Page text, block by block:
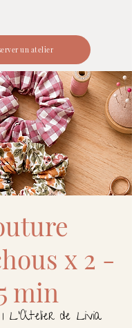
un atelier
x 2 -
min
L'Atelier de Livia